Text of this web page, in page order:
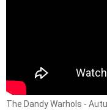
The Dandy Warhols -